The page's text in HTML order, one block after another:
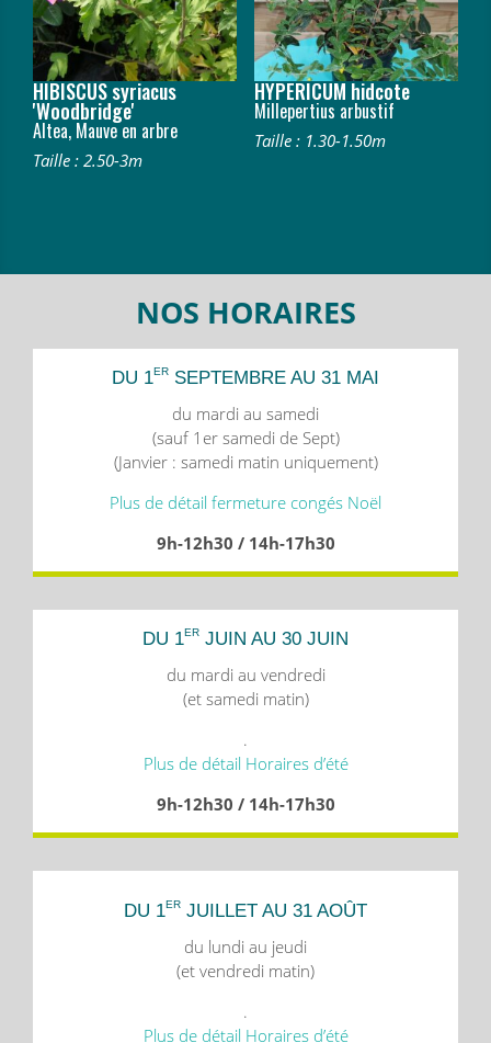
HIBISCUS syriacus
'Woodbridge'
Altea, Mauve en arbre
Taille : 2.50-3m
HYPERICUM hidcote
Millepertius arbustif
Taille : 1.30-1.50m
NOS HORAIRES
DU 1ER SEPTEMBRE AU 31 MAI
du mardi au samedi
(sauf 1er samedi de Sept)
(Janvier : samedi matin uniquement)
Plus de détail fermeture congés Noël
9h-12h30 / 14h-17h30
DU 1ER JUIN AU 30 JUIN
du mardi au vendredi
(et samedi matin)
.
Plus de détail Horaires d’été
9h-12h30 / 14h-17h30
DU 1ER JUILLET AU 31 AOÛT
du lundi au jeudi
(et vendredi matin)
.
Plus de détail Horaires d’été